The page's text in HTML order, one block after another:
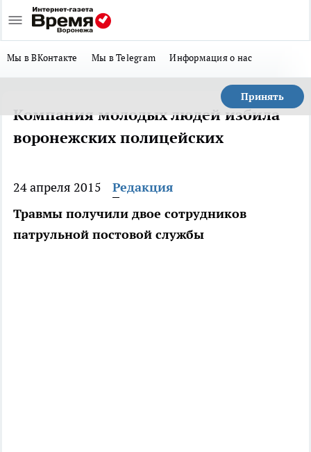
Мы в ВКонтакте Мы в Telegram Информация о нас
Принять
Компания молодых людей избила
воронежских полицейских
24 апреля 2015
Редакция
Травмы получили двое сотрудников
патрульной постовой службы